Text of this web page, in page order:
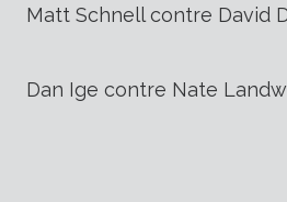
Matt Schnell contre David
Dan Ige contre Nate